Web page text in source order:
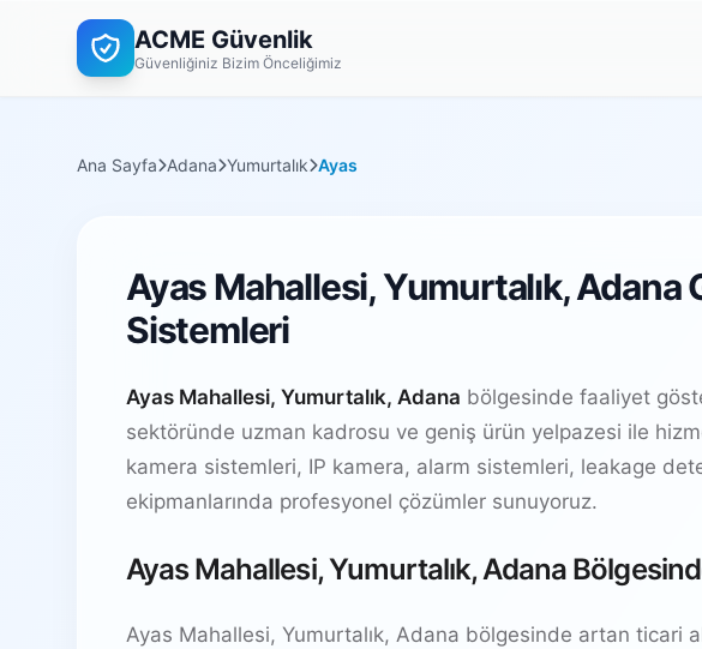
ACME Güvenlik
Güvenliğiniz Bizim Önceliğimiz
Ana Sayfa Adana Yumurtalık Ayas
Ayas Mahallesi, Yumurtalık, Adana
Sistemleri
Ayas Mahallesi, Yumurtalık, Adana bölgesinde faaliyet
sektöründe uzman kadrosu ve geniş ürün yelpazesi ile
kamera sistemleri, IP kamera, alarm sistemleri, leakage
ekipmanlarında profesyonel çözümler sunuyoruz.
Ayas Mahallesi, Yumurtalık, Adana
Ayas Mahallesi, Yumurtalık, Adana bölgesinde artan ticari